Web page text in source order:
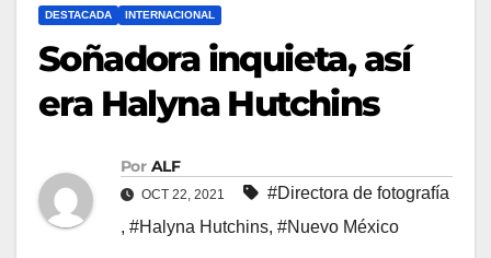
DESTACADA INTERNACIONAL
Soñadora inquieta, así
era Halyna Hutchins
Por ALF
OCT 22, 2021
#Directora de fotografía
, #Halyna Hutchins, #Nuevo México